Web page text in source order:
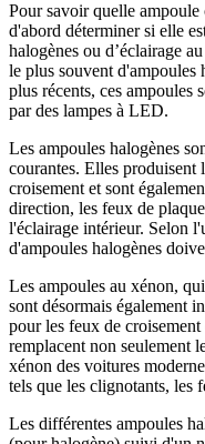
Pour savoir quelle
d'abord déterminer si elle
halogènes ou d’éclairage
le plus souvent d'ampoules
plus récents, ces ampoules
par des lampes à LED.
Les ampoules halogènes
courantes. Elles produisent
croisement et sont
direction, les feux de
l'éclairage intérieur. Selon
d'ampoules halogènes
Les ampoules au xénon,
sont désormais également
pour les feux de
remplacent non seulement
xénon des voitures
tels que les clignotants, les
Les différentes ampoules